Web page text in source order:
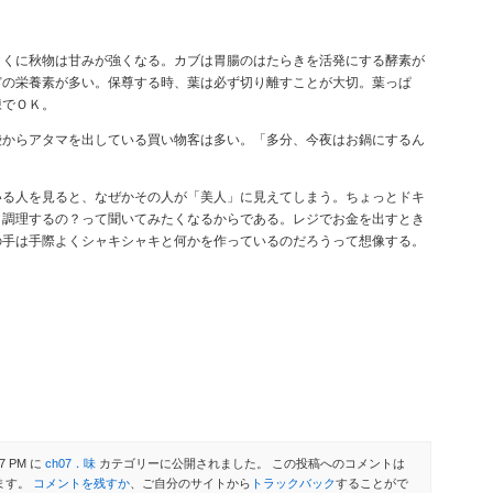
に秋物は甘みが強くなる。カブは胃腸のはたらきを活発にする酵素が
栄養素が多い。保尊する時、葉は必ず切り離すことが大切。葉っぱ
ＯＫ。
らアタマを出している買い物客は多い。「多分、今夜はお鍋にするん
人を見ると、なぜかその人が「美人」に見えてしまう。ちょっとドキ
理するの？って聞いてみたくなるからである。レジでお金を出すとき
は手際よくシャキシャキと何かを作っているのだろうって想像する。
PM に ch07．味カテゴリーに公開されました。 この投稿へのコメントは
。
コメントを残すか、ご自分のサイトから トラックバックすることがで